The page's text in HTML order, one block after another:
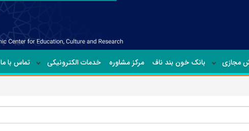
مجازی بانک خون بند ناف مرکز مشاوره خدمات الکترونیکی تماس با ما